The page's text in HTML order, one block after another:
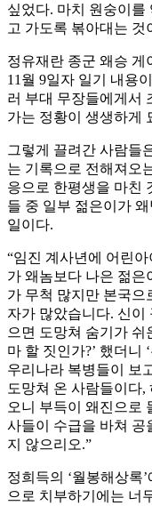
싶었다. 마치 원숭이를
고 가도록 볶아대는 것
정유재란 종군 왜승 게
11월 9일자 일기 내용
러 부대 무장들에게서
가는 정황이 생생하게
그렇게 끌려간 사람들
는 기록으로 전해져오
응으로 한평생을 마친
들 중 일부 젊은이가
일이다.
“임진 계사년에 어린
가 왜놈보다 나은 젊은
가 무척 많지만 본국으
자가 많았습니다. 신이
으면 도망쳐 숨기가
마 할 짓인가?’ 했더니
우리나라 복병들이 보
도망쳐 온 사람들이다,
오니 부득이 왜진으로
사들이 수급을 바쳐 공
지 않으리오.”
정희득의 ‘월봉해상록
으로 치부하기에는 너